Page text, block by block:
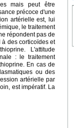
mais peut être
précoce d'une
artérielle est, lui
le traitement
répondent pas de
à des corticoïdes et
L'attitude
: le traitement
En cas de
ou des
artérielle par
est impératif. La